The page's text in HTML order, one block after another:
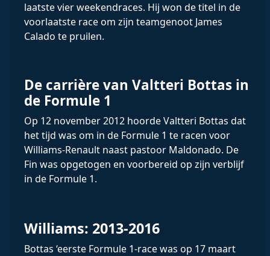
laatste vier weekendraces. Hij won de titel in de
voorlaatste race om zijn teamgenoot James
Calado te pruilen.
De carrière van Valtteri Bottas in
de Formule 1
Op 12 november 2012 hoorde Valtteri Bottas dat
het tijd was om in de Formule 1 te racen voor
Williams-Renault naast pastoor Maldonado. De
Fin was opgetogen en voorbereid op zijn verblijf
in de Formule 1.
Williams: 2013-2016
Bottas ‘eerste Formule 1-race was op 17 maart